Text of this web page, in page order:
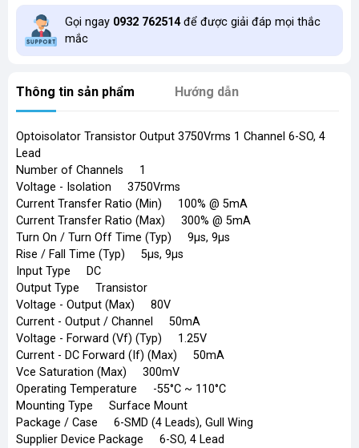
Gọi ngay 0932 762514để được giải đáp mọi thắc
mắc
Thông tin sản phẩm Hướng dẫn
Optoisolator Transistor Output 3750Vrms 1 Channel 6-SO, 4
Lead
Number of Channels 1
Voltage - Isolation 3750Vrms
Current Transfer Ratio (Min) 100% @ 5mA
Current Transfer Ratio (Max) 300% @ 5mA
Turn On / Turn Off Time (Typ) 9µs, 9µs
Rise / Fall Time (Typ) 5µs, 9µs
Input Type DC
Output Type Transistor
Voltage - Output (Max) 80V
Current - Output / Channel 50mA
Voltage - Forward (Vf) (Typ) 1.25V
Current - DC Forward (If) (Max) 50mA
Vce Saturation (Max) 300mV
Operating Temperature -55°C ~ 110°C
Mounting Type Surface Mount
Package / Case 6-SMD (4 Leads), Gull Wing
Supplier Device Package 6-SO, 4 Lead